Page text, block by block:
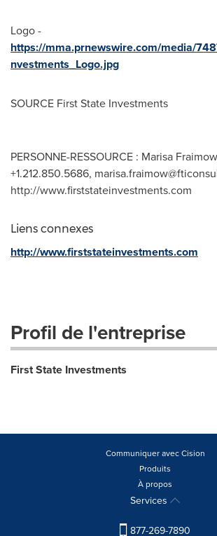
Logo -
https://mma.prnewswire.com/media/
nvestments_Logo.jpg
SOURCE First State Investments
PERSONNE-RESSOURCE : Marisa
+1.212.850.5686,
http://www.firststateinvestments.com
Liens connexes
http://www.firststateinvestments.com
Profil de l'entreprise
First State Investments
Communiquer avec Cision
Produits
À propos
Services
877-269-7890